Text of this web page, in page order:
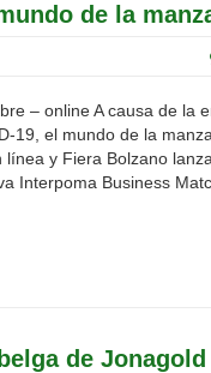
de la
– online A causa de la
19, el mundo de la
línea y Fiera Bolzano
Interpoma Business
de